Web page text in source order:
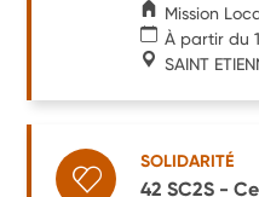
Mission
À partir du
SAINT
SOLIDARITÉ
42 SC2S -